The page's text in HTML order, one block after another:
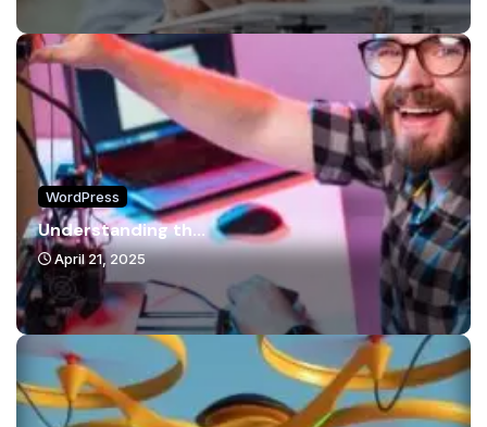
WordPress
Understanding th...
April 21, 2025